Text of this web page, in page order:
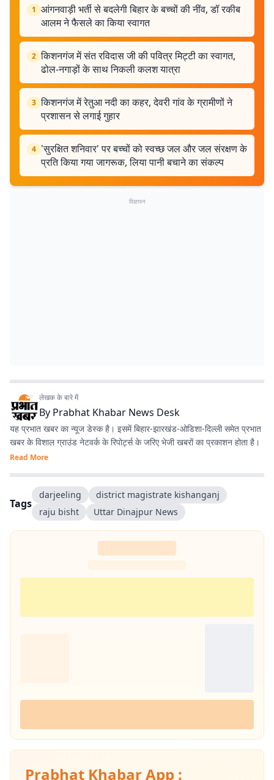
1 आंगनवाड़ी भर्ती से बदलेगी बिहार के बच्चों की नींव, डॉ रकीब
आलम ने फैसले का किया स्वागत
2 किशनगंज में संत रविदास जी की पवित्र मिट्टी का स्वागत,
ढोल-नगाड़ों के साथ निकली कलश यात्रा
3 किशनगंज में रेतुआ नदी का कहर, देवरी गांव के ग्रामीणों ने
प्रशासन से लगाई गुहार
4 'सुरक्षित शनिवार' पर बच्चों को स्वच्छ जल और जल संरक्षण के
प्रति किया गया जागरूक, लिया पानी बचाने का संकल्प
विज्ञापन
लेखक के बारे में
By Prabhat Khabar News Desk
यह प्रभात खबर का न्यूज डेस्क है। इसमें बिहार-झारखंड-ओडिशा-दिल्‍ली समेत प्रभात
खबर के विशाल ग्राउंड नेटवर्क के रिपोर्ट्स के जरिए भेजी खबरों का प्रकाशन होता है।
Read More
Tags
darjeeling
district magistrate kishanganj
raju bisht
Uttar Dinajpur News
Prabhat Khabar App :